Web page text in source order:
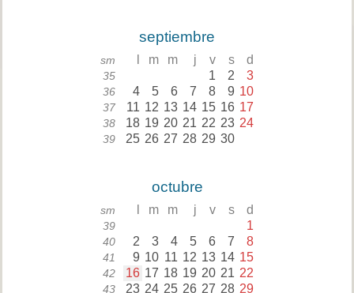
septiembre
sm m m j v s d
35 1 2 3
36 4 5 6 7 8 9 10
37 11 12 13 14 15 16 17
38 18 19 20 21 22 23 24
39 25 26 27 28 29 30
octubre
sm m m j v s d
39 1
40 2 3 4 5 6 7 8
41 9 10 11 12 13 14 15
42 16 17 18 19 20 21 22
43 23 24 25 26 27 28 29